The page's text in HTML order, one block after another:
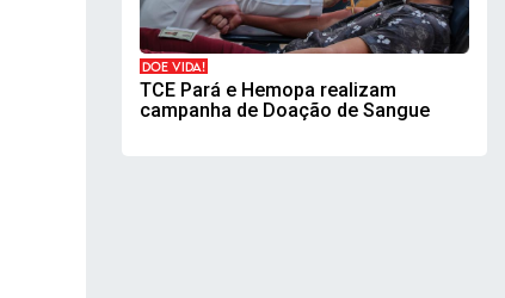
DOE VIDA!
TCE Pará e Hemopa realizam
campanha de Doação de Sangue